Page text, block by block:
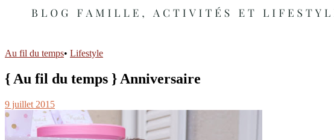
Au fil du temps• Lifestyle
{ Au fil du temps } Anniversaire
9 juillet 2015